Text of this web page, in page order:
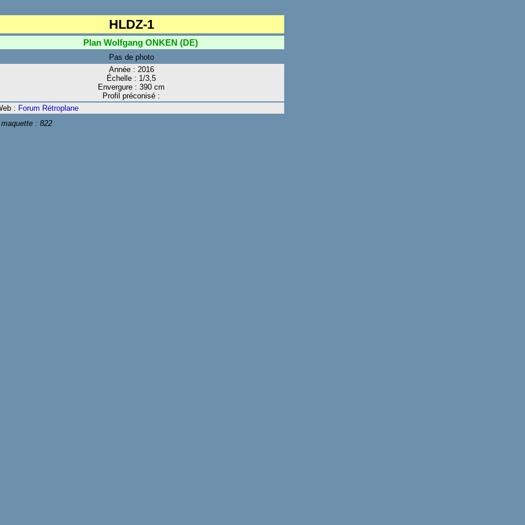
HLDZ-1
Plan Wolfgang ONKEN (DE)
Pas de photo
Année : 2016
Échelle : 1/3,5
Envergure : 390 cm
Profil préconisé :
: Forum Rétroplane
: 822